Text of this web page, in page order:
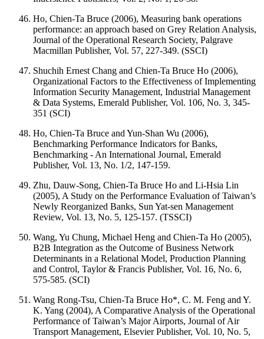
Ho, Chien-Ta Bruce (2006), Measuring bank operations
performance: an approach based on Grey Relation Analysis,
Journal of the Operational Research Society, Palgrave
Macmillan Publisher, Vol. 57, 227-349. (SSCI)
Shuchih Ernest Chang and Chien-Ta Bruce Ho (2006),
Organizational Factors to the Effectiveness of Implementing
Information Security Management, Industrial Management
& Data Systems, Emerald Publisher, Vol. 106, No. 3, 345-
351 (SCI)
Ho, Chien-Ta Bruce and Yun-Shan Wu (2006),
Benchmarking Performance Indicators for Banks,
Benchmarking - An International Journal, Emerald
Publisher, Vol. 13, No. 1/2, 147-159.
Zhu, Dauw-Song, Chien-Ta Bruce Ho and Li-Hsia Lin
(2005), A Study on the Performance Evaluation of Taiwan’s
Newly Reorganized Banks, Sun Yat-sen Management
Review, Vol. 13, No. 5, 125-157. (TSSCI)
Wang, Yu Chung, Michael Heng and Chien-Ta Ho (2005),
B2B Integration as the Outcome of Business Network
Determinants in a Relational Model, Production Planning
and Control, Taylor & Francis Publisher, Vol. 16, No. 6,
575-585. (SCI)
Wang Rong-Tsu, Chien-Ta Bruce Ho*, C. M. Feng and Y.
K. Yang (2004), A Comparative Analysis of the Operational
Performance of Taiwan’s Major Airports, Journal of Air
Transport Management, Elsevier Publisher, Vol. 10, No. 5,